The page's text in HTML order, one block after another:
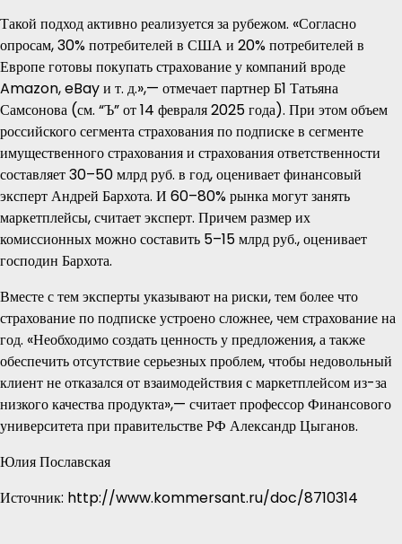
Такой подход активно реализуется за рубежом. «Согласно
опросам, 30% потребителей в США и 20% потребителей в
Европе готовы покупать страхование у компаний вроде
Amazon, eBay и т. д.»,— отмечает партнер Б1 Татьяна
Самсонова (см. “Ъ” от 14 февраля 2025 года). При этом объем
российского сегмента страхования по подписке в сегменте
имущественного страхования и страхования ответственности
составляет 30–50 млрд руб. в год, оценивает финансовый
эксперт Андрей Бархота. И 60–80% рынка могут занять
маркетплейсы, считает эксперт. Причем размер их
комиссионных можно составить 5–15 млрд руб., оценивает
господин Бархота.
Вместе с тем эксперты указывают на риски, тем более что
страхование по подписке устроено сложнее, чем страхование на
год. «Необходимо создать ценность у предложения, а также
обеспечить отсутствие серьезных проблем, чтобы недовольный
клиент не отказался от взаимодействия с маркетплейсом из-за
низкого качества продукта»,— считает профессор Финансового
университета при правительстве РФ Александр Цыганов.
Юлия Пославская
Источник: http://www.kommersant.ru/doc/8710314